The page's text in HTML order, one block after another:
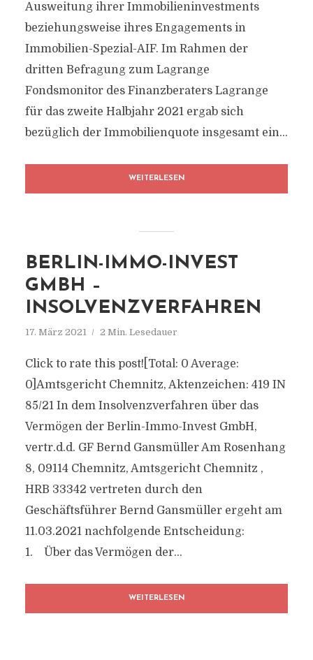
Ausweitung ihrer Immobilieninvestments
beziehungsweise ihres Engagements in
Immobilien-Spezial-AIF. Im Rahmen der
dritten Befragung zum Lagrange
Fondsmonitor des Finanzberaters Lagrange
für das zweite Halbjahr 2021 ergab sich
bezüglich der Immobilienquote insgesamt ein...
WEITERLESEN
BERLIN-IMMO-INVEST
GMBH –
INSOLVENZVERFAHREN
17. März 2021 2 Min. Lesedauer
Click to rate this post![Total: 0 Average:
0]Amtsgericht Chemnitz, Aktenzeichen: 419 IN
85/21 In dem Insolvenzverfahren über das
Vermögen der Berlin-Immo-Invest GmbH,
vertr.d.d. GF Bernd Gansmüller Am Rosenhang
8, 09114 Chemnitz, Amtsgericht Chemnitz ,
HRB 33342 vertreten durch den
Geschäftsführer Bernd Gansmüller ergeht am
11.03.2021 nachfolgende Entscheidung:
1. Über das Vermögen der...
WEITERLESEN